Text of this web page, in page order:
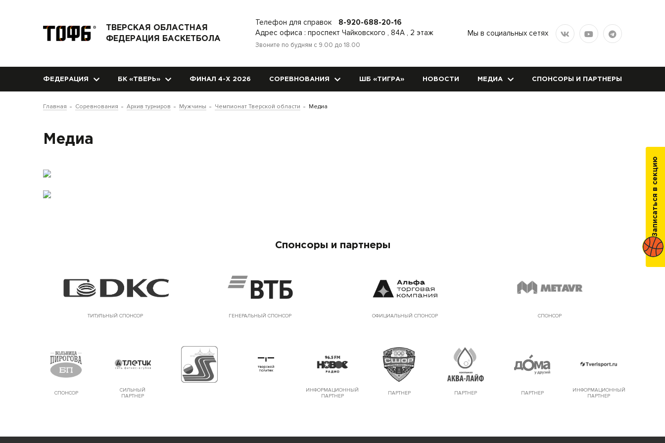
ТВЕРСКАЯ ОБЛАСТНАЯ
ФЕДЕРАЦИЯ БАСКЕТБОЛА
Телефон для справок
8-920-688-20-16
Адрес офиса : проспект Чайковского , 84А , 2 этаж
Звоните по будням с 9.00 до 18.00
Мы в социальных сетях
Записаться в секцию
ФЕДЕРАЦИЯ БК «ТВЕРЬ» ФИНАЛ 4-Х 2026 СОРЕВНОВАНИЯ ШБ «ТИГРА» НОВОСТИ МЕДИА СПОНСОРЫ И ПАРТНЕРЫ
Главная Соревнования Архив турниров Мужчины Чемпионат Тверской области Медиа
Медиа
Спонсоры и партнеры
ТИТУЛЬНЫЙ СПОНСОР ГЕНЕРАЛЬНЫЙ СПОНСОР ОФИЦИАЛЬНЫЙ СПОНСОР СПОНСОР
СПОНСОР
СИЛЬНЫЙ
ПАРТНЕР
ИНФОРМАЦИОННЫЙ
ПАРТНЕР
ПАРТНЕР ПАРТНЕР ПАРТНЕР
ИНФОРМАЦИОННЫЙ
ПАРТНЕР